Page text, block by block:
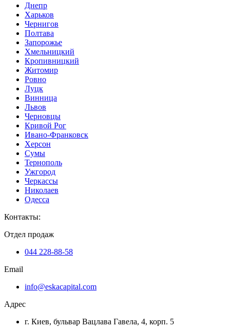
Днепр
Харьков
Чернигов
Полтава
Запорожье
Хмельницкий
Кропивницкий
Житомир
Ровно
Луцк
Винница
Львов
Черновцы
Кривой Рог
Ивано-Франковск
Херсон
Сумы
Тернополь
Ужгород
Черкассы
Николаев
Одесса
Контакты:
Отдел продаж
044 228-88-58
Email
info@eskacapital.com
Адрес
г. Киев, бульвар Вацлава Гавела, 4, корп. 5